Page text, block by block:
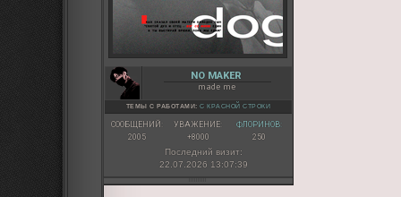
NO MAKER
made me
ТЕМЫ С РАБОТАМИ:С КРАСНОЙ СТРОКИ
СООБЩЕНИЙ:
2005
УВАЖЕНИЕ:
+8000
ФЛОРИНОВ:
250
Последний визит:
22.07.2026 13:07:39